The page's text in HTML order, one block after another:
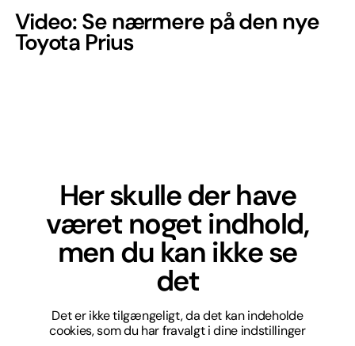
Video: Se nærmere på den nye
Toyota Prius
Her skulle der have
været noget indhold,
men du kan ikke se
det
Det er ikke tilgængeligt, da det kan indeholde
cookies, som du har fravalgt i dine indstillinger